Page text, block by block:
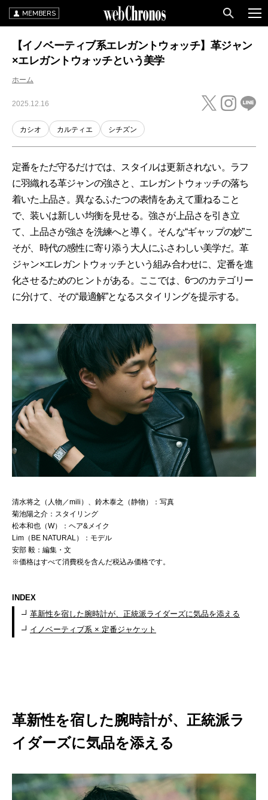
MEMBERS
【イノベーティブ系エレガントウォッチ】革ジャン
×エレガントウォッチという美学
ホーム
2025.12.16
カシオ カルティエ シチズン
定番をただ守るだけでは、スタイルは更新されない。ラフ
に羽織れる革ジャンの強さと、エレガントウォッチの落ち
着いた上品さ。異なるふたつの表情をあえて重ねること
で、装いは新しい均衡を見せる。強さが上品さを引き立
て、上品さが強さを洗練へと導く。そんな“ギャップの妙”こ
そが、時代の感性に寄り添う大人にふさわしい美学だ。革
ジャン×エレガントウォッチという組み合わせに、定番を進
化させるためのヒントがある。ここでは、6つのカテゴリー
に分けて、その“最適解”となるスタイリングを提示する。
清水将之（人物／mili）、鈴木泰之（静物）：写真
菊池陽之介：スタイリング
松本和也（W）：ヘア&メイク
Lim（BE NATURAL）：モデル
安部 毅：編集・文
※価格はすべて消費税を含んだ税込み価格です。
INDEX
革新性を宿した腕時計が、正統派ライダーズに気品を添える
イノベーティブ系 × 定番ジャケット
革新性を宿した腕時計が、正統派ラ
イダーズに気品を添える